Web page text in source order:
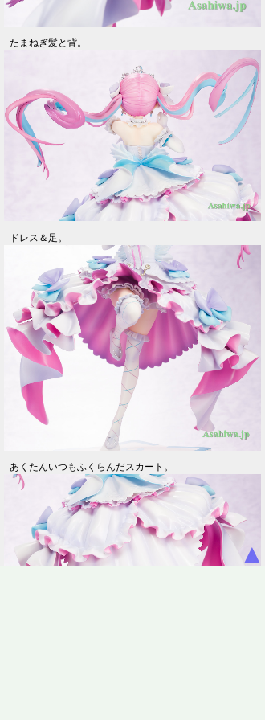
たまねぎ髪と背。
ドレス＆足。
あくたんいつもふくらんだスカート。
▲